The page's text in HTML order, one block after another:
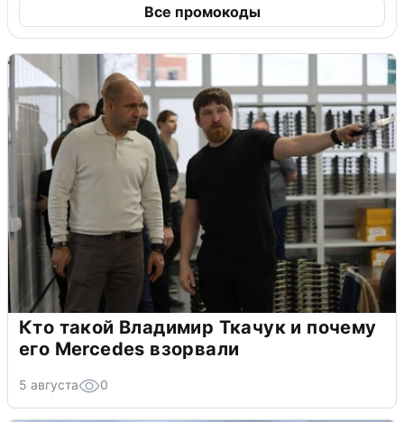
Все промокоды
Кто такой Владимир Ткачук и почему
его Mercedes взорвали
5 августа 0